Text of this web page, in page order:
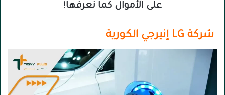
على الأموال كما نعرفها!
شركة LG إنيرجي الكورية